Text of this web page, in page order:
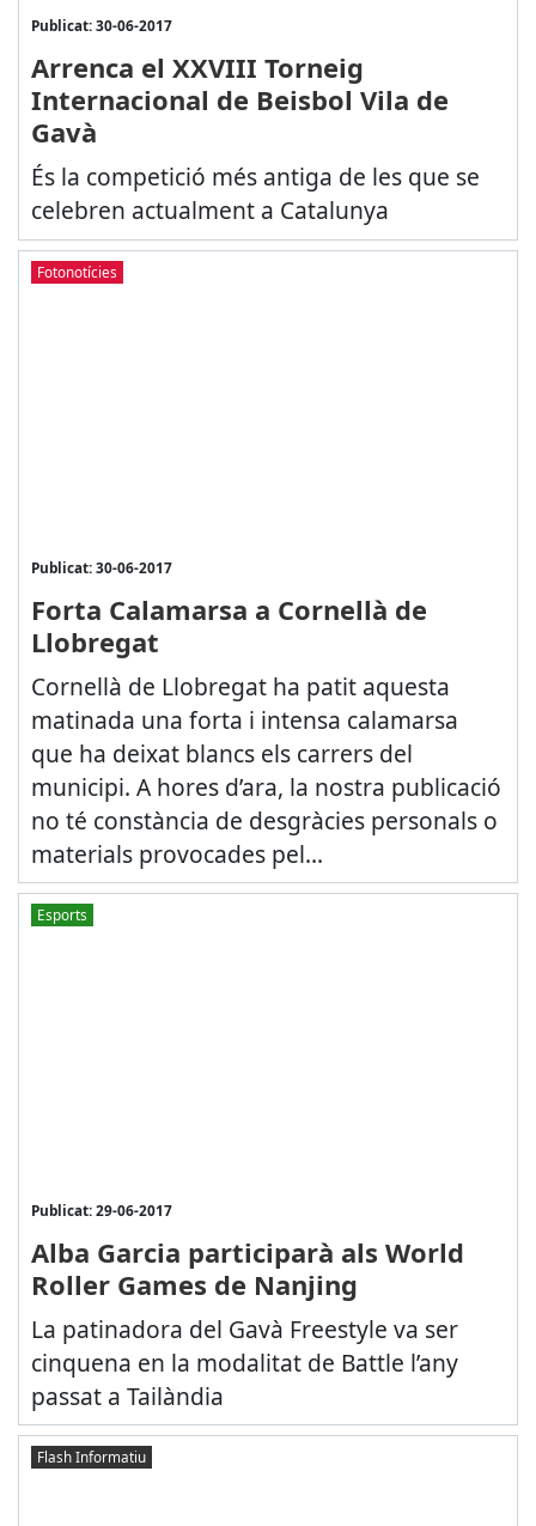
Publicat: 30-06-2017
Arrenca el XXVIII Torneig
Internacional de Beisbol Vila de
Gavà
És la competició més antiga de les que se
celebren actualment a Catalunya
Fotonotícies
Publicat: 30-06-2017
Forta Calamarsa a Cornellà de
Llobregat
Cornellà de Llobregat ha patit aquesta
matinada una forta i intensa calamarsa
que ha deixat blancs els carrers del
municipi. A hores d’ara, la nostra publicació
no té constància de desgràcies personals o
materials provocades pel...
Esports
Publicat: 29-06-2017
Alba Garcia participarà als World
Roller Games de Nanjing
La patinadora del Gavà Freestyle va ser
cinquena en la modalitat de Battle l’any
passat a Tailàndia
Flash Informatiu